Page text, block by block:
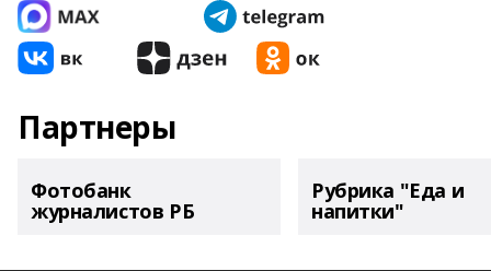
Партнеры
Фотобанк
журналистов РБ
Рубрика "Еда и
напитки"